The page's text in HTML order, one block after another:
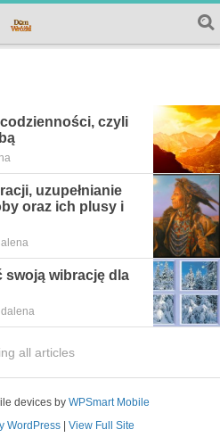
czyli
uzupełnianie
oraz ich plusy i
swoją wibrację dla
all articles
devices by WPSmart Mobile
WordPress| View Full Site